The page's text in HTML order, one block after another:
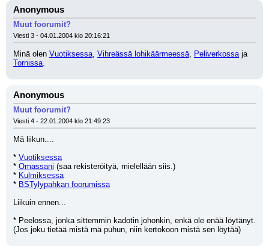
Anonymous
Muut foorumit?
Viesti 3 - 04.01.2004 klo 20:16:21
Minä olen Vuotiksessa, Vihreässä lohikäärmeessä, Peliverkossa
ja
Tornissa.
Anonymous
Muut foorumit?
Viesti 4 - 22.01.2004 klo 21:49:23
Mä liikun....
* Vuotiksessa
* Omassani (saa rekisteröityä, mielellään siis.)
* Kulmiksessa
* BSTylypahkan foorumissa
Liikuin ennen...
* Peelossa, jonka sittemmin kadotin johonkin, enkä ole enää löytänyt.
(Jos joku tietää mistä mä puhun, niin kertokoon mistä sen löytää)